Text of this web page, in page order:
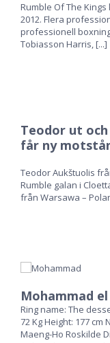
Rumble Of The
2012. Flera
professionell
Tobiasson Harris,[...]
Teodor ut och
får ny
Teodor Aukštuolis
Rumble galan i
från Warsawa –
Mohammad
Ring name: The
72 Kg Height: 177 cm
Maeng-Ho Roskilde